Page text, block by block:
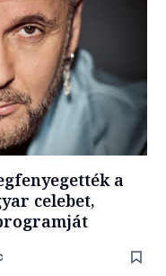
a
celebet,